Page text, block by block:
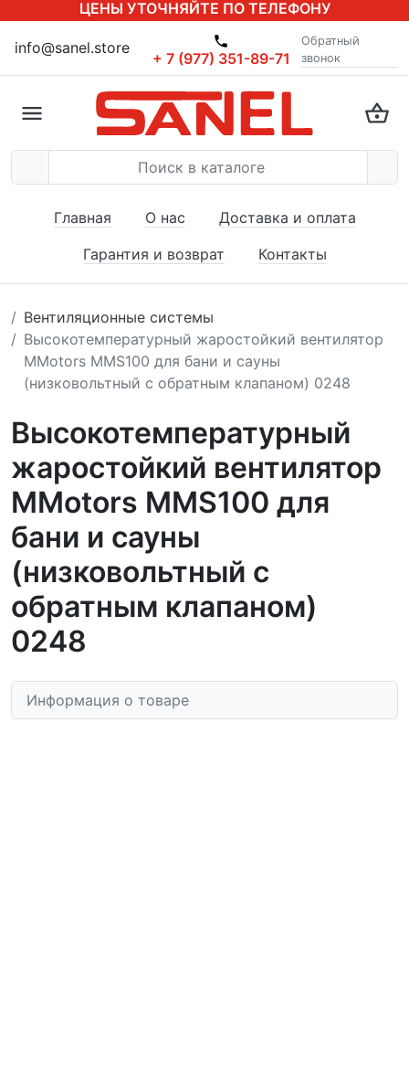
ЦЕНЫ УТОЧНЯЙТЕ ПО ТЕЛЕФОНУ
info@sanel.store
+ 7 (977) 351-89-71
Обратный
звонок
Главная О нас
Доставка и оплата
Гарантия и возврат
Контакты
Вентиляционные системы
Высокотемпературный жаростойкий вентилятор
MMotors MMS100 для бани и сауны
(низковольтный с обратным клапаном) 0248
Высокотемпературный
жаростойкий вентилятор
MMotors MMS100 для
бани и сауны
(низковольтный с
обратным клапаном)
0248
Информация о товаре